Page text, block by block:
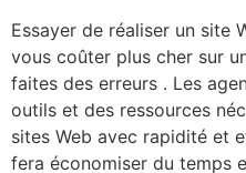
Essayer de réaliser un site
vous coûter plus cher sur
faites des erreurs . Les
outils et des ressources
sites Web avec rapidité et
fera économiser du temps